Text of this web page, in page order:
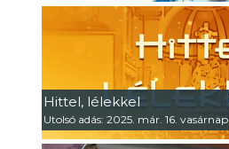
Hittel, lélekkel
Utolsó adás: 2025. már. 16. vasárnap